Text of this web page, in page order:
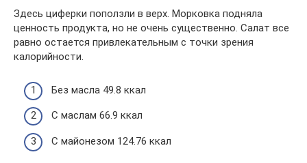
Здесь циферки поползли в верх. Морковка подняла
ценность продукта, но не очень существенно. Салат все
равно остается привлекательным с точки зрения
калорийности.
Без масла 49.8 ккал
С маслам 66.9 ккал
С майонезом 124.76 ккал